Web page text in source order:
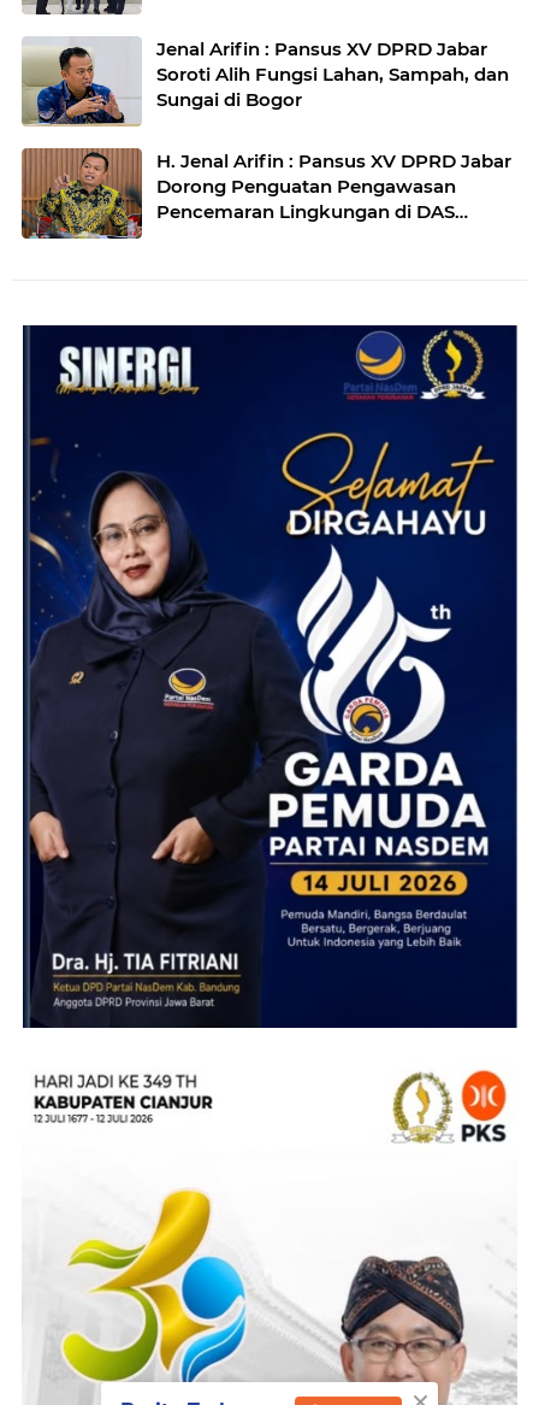
Jenal Arifin : Pansus XV DPRD Jabar
Soroti Alih Fungsi Lahan, Sampah, dan
Sungai di Bogor
H. Jenal Arifin : Pansus XV DPRD Jabar
Dorong Penguatan Pengawasan
Pencemaran Lingkungan di DAS